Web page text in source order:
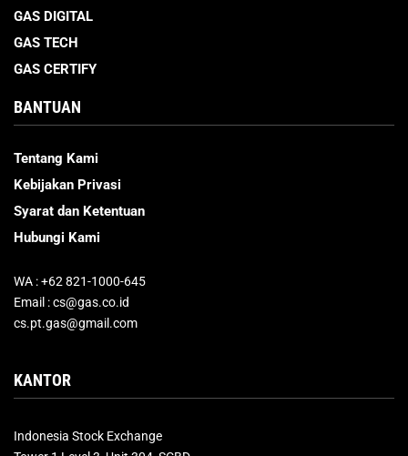
GAS DIGITAL
GAS TECH
GAS CERTIFY
BANTUAN
Tentang Kami
Kebijakan Privasi
Syarat dan Ketentuan
Hubungi Kami
WA : +62 821-1000-645
Email : cs@gas.co.id
cs.pt.gas@gmail.com
KANTOR
Indonesia Stock Exchange